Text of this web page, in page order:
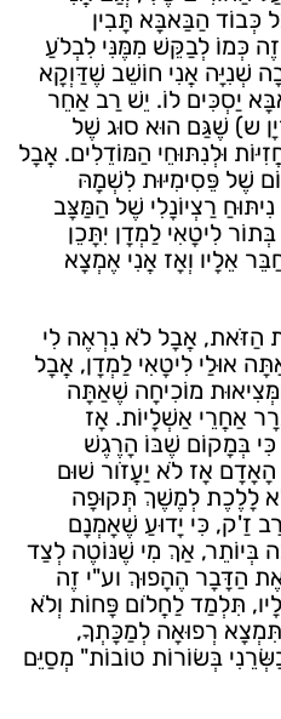
כְּבוֹד הַבַּאבָּא תָּבִין
כְּמוֹ לְבַקֵּשׁ מִמֶּנִּי לִבְלֹעַ
שְׁנִיָּה אֲנִי חוֹשֵׁב שֶׁדַּוְקָא
יַסְכִּים לוֹ. יֵשׁ רַב אַחֵר
ש) שֶׁגַּם הוּא סוּג שֶׁל
וּלְנִתּוּחֵי הַמּוֹדֵלִים. אֲבָל
שֶׁל פֵּסִימִיּוּת לִשְׁמָהּ
רַצְיוֹנָלִי שֶׁל הַמַּצָּב
לִיטָאִי לַמְדָן יִתָּכֵן
אֵלָיו וְאָז אֲנִי אֶמְצָא
הַזֹּאת, אֲבָל לֹא נִרְאֶה לִי
אוּלַי לִיטָאִי לַמְדָן, אֲבָל
מוֹכִיחָה שֶׁאַתָּה
אַחֲרֵי אַשְׁלָיוֹת. אָז
בְּמָקוֹם שֶׁבּוֹ הָרֶגֶשׁ
אָז לֹא יַעֲזֹור שׁוּם
לָלֶכֶת לְמֶשֶׁךְ תְּקוּפָה
זַ'ק, כִּי יָדוּעַ שֶׁאָמְנָם
אַךְ מִי שֶׁנּוֹטֶה לְצַד
הַדָּבָר הֶהָפוּךְ וע"י זֶה
תִּלְמַד לַחֲלֹום פָּחוֹת וְלֹא
תִּמְצָא רְפוּאָה לְמַכָּתְךָ,
בְּשׂוֹרוֹת טוֹבוֹת" מְסַיֵּם